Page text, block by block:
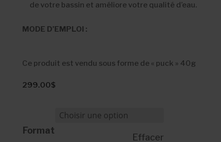
de votre bassin et améliore votre qualité d’eau.
MODE D’EMPLOI :
Ce produit est vendu sous forme de « puck » 40g
299.00$
Format
Effacer